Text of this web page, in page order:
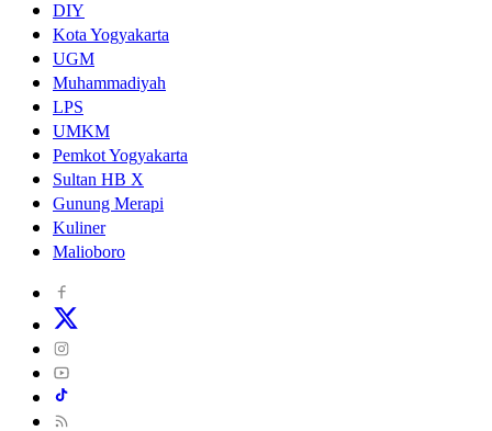
DIY
Kota Yogyakarta
UGM
Muhammadiyah
LPS
UMKM
Pemkot Yogyakarta
Sultan HB X
Gunung Merapi
Kuliner
Malioboro